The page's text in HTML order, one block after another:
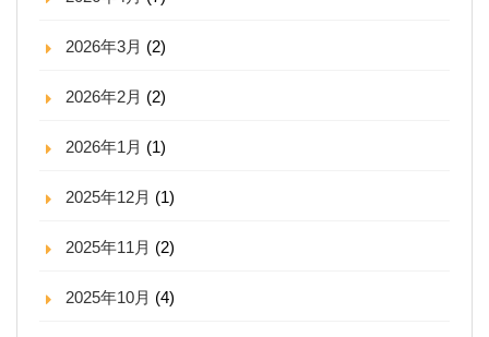
2026年3月 (2)
2026年2月 (2)
2026年1月 (1)
2025年12月 (1)
2025年11月 (2)
2025年10月 (4)